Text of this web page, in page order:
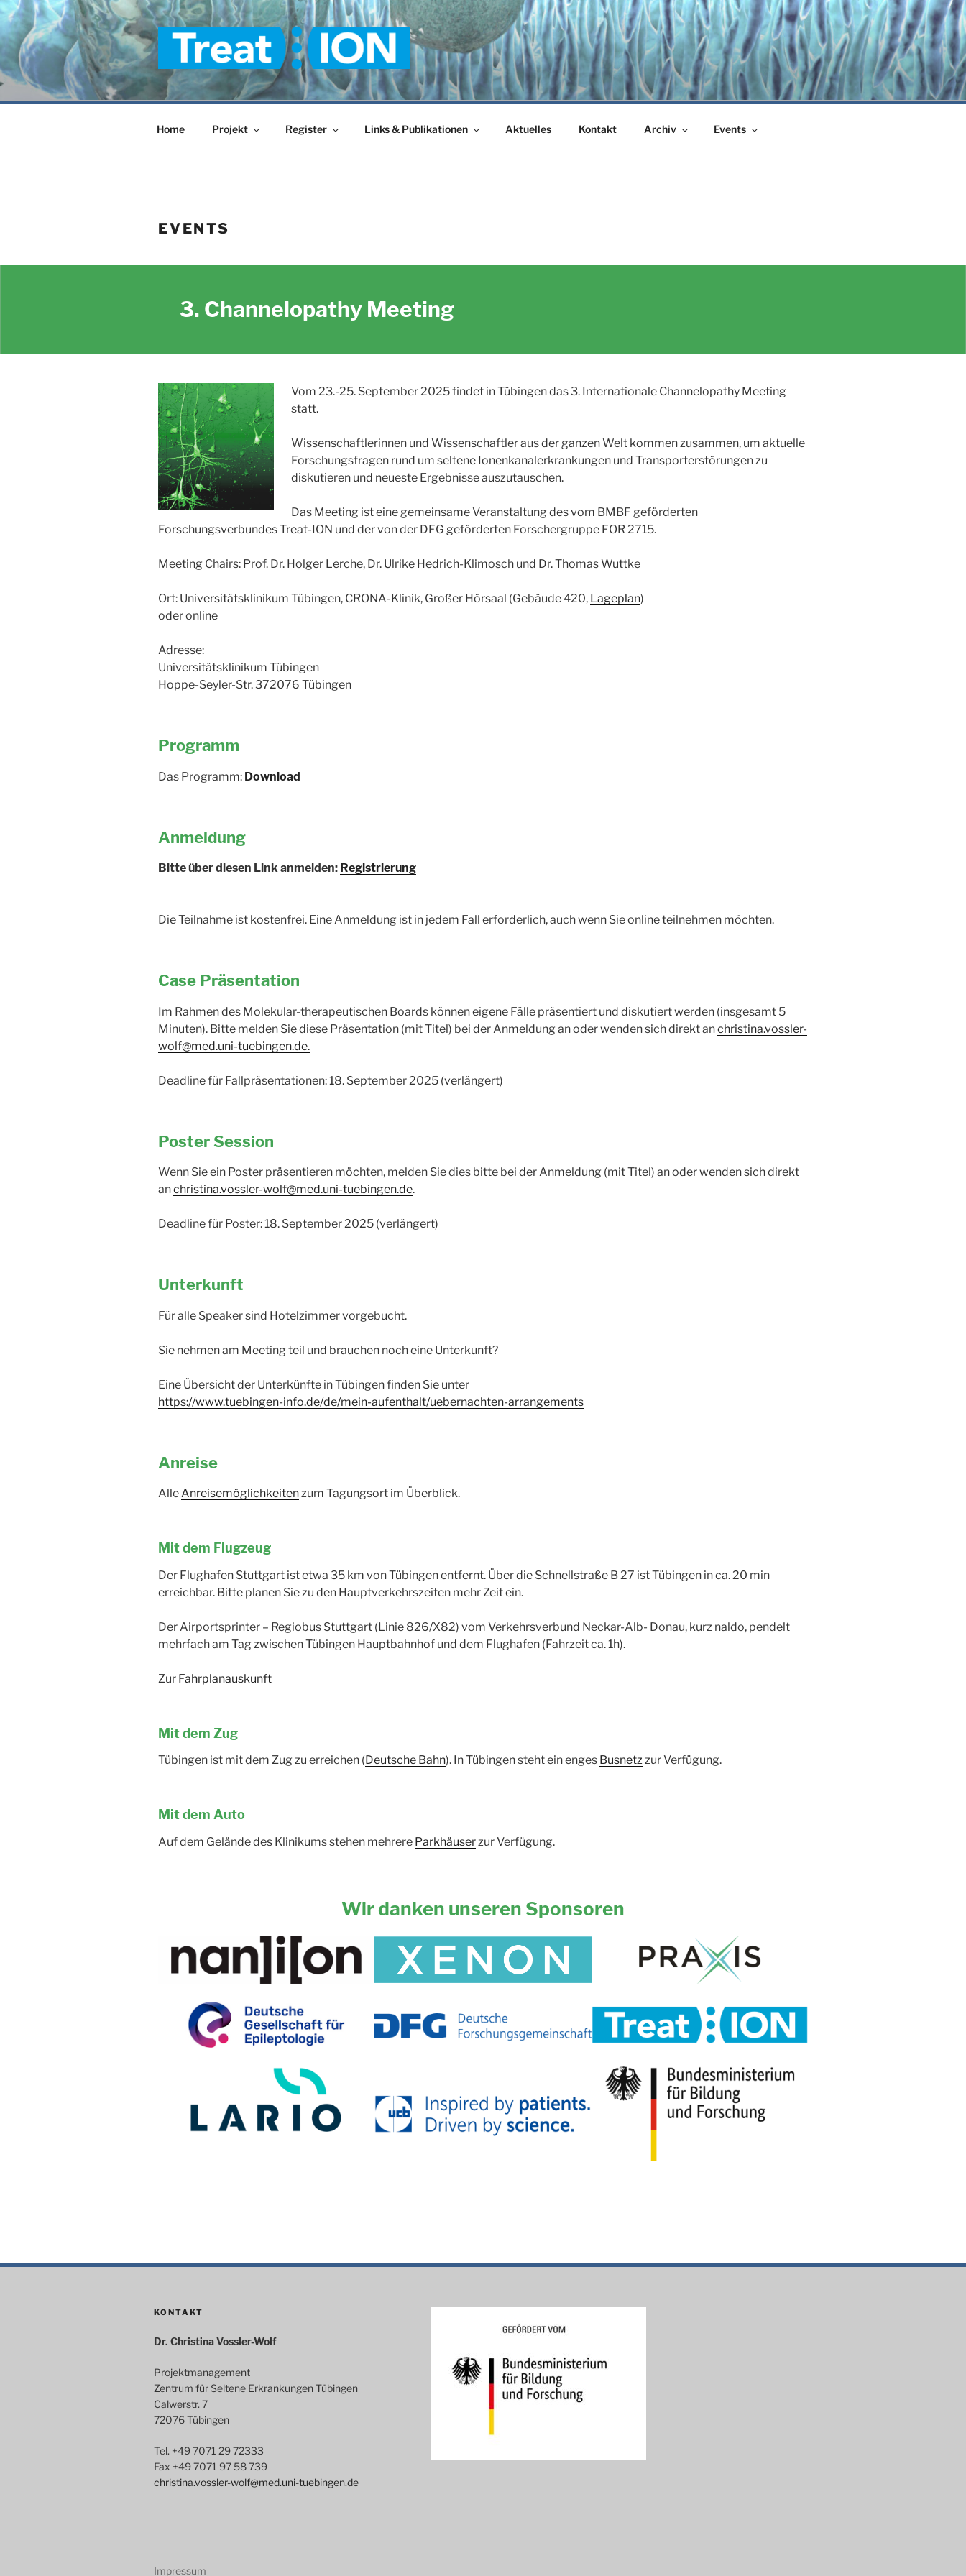
Zum
Inhalt
springen
TREAT-ION
Home Projekt Register Links & Publikationen Aktuelles Kontakt Archiv Events
EVENTS
3. Channelopathy Meeting
Vom 23.-25. September 2025 findet in Tübingen das 3. Internationale Channelopathy Meeting
statt.
Wissenschaftlerinnen und Wissenschaftler aus der ganzen Welt kommen zusammen, um aktuelle
Forschungsfragen rund um seltene Ionenkanalerkrankungen und Transporterstörungen zu
diskutieren und neueste Ergebnisse auszutauschen.
Das Meeting ist eine gemeinsame Veranstaltung des vom BMBF geförderten
Forschungsverbundes Treat-ION und der von der DFG geförderten Forschergruppe FOR 2715.
Meeting Chairs: Prof. Dr. Holger Lerche, Dr. Ulrike Hedrich-Klimosch und Dr. Thomas Wuttke
Ort: Universitätsklinikum Tübingen, CRONA-Klinik, Großer Hörsaal (Gebäude 420, Lageplan)
oder online
Adresse:
Universitätsklinikum Tübingen
Hoppe-Seyler-Str. 372076 Tübingen
Programm
Das Programm: Download
Anmeldung
Bitte über diesen Link anmelden: Registrierung
Die Teilnahme ist kostenfrei. Eine Anmeldung ist in jedem Fall erforderlich, auch wenn Sie online teilnehmen möchten.
Case Präsentation
Im Rahmen des Molekular-therapeutischen Boards können eigene Fälle präsentiert und diskutiert werden (insgesamt 5
Minuten). Bitte melden Sie diese Präsentation (mit Titel) bei der Anmeldung an oder wenden sich direkt anchristina.vossler-
wolf@med.uni-tuebingen.de.
Deadline für Fallpräsentationen: 18. September 2025 (verlängert)
Poster Session
Wenn Sie ein Poster präsentieren möchten, melden Sie dies bitte bei der Anmeldung (mit Titel) an oder wenden sich direkt
anchristina.vossler-wolf@med.uni-tuebingen.de.
Deadline für Poster: 18. September 2025 (verlängert)
Unterkunft
Für alle Speaker sind Hotelzimmer vorgebucht.
Sie nehmen am Meeting teil und brauchen noch eine Unterkunft?
Eine Übersicht der Unterkünfte in Tübingen finden Sie unter
https://www.tuebingen-info.de/de/mein-aufenthalt/uebernachten-arrangements
Anreise
AlleAnreisemöglichkeitenzum Tagungsort im Überblick.
Mit dem Flugzeug
Der Flughafen Stuttgart ist etwa 35 km von Tübingen entfernt. Über die Schnellstraße B 27 ist Tübingen in ca. 20 min
erreichbar. Bitte planen Sie zu den Hauptverkehrszeiten mehr Zeit ein.
Der Airportsprinter – Regiobus Stuttgart (Linie 826/X82) vom Verkehrsverbund Neckar-Alb- Donau, kurz naldo, pendelt
mehrfach am Tag zwischen Tübingen Hauptbahnhof und dem Flughafen (Fahrzeit ca. 1h).
Zur Fahrplanauskunft
Mit dem Zug
Tübingen ist mit dem Zug zu erreichen (Deutsche Bahn). In Tübingen steht ein enges Busnetzzur Verfügung.
Mit dem Auto
Auf dem Gelände des Klinikums stehen mehrere Parkhäuserzur Verfügung.
Wir danken unseren Sponsoren
KONTAKT
Dr. Christina Vossler-Wolf
Projektmanagement
Zentrum für Seltene Erkrankungen Tübingen
Calwerstr. 7
72076 Tübingen
Tel. +49 7071 29 72333
Fax +49 7071 97 58 739
christina.vossler-wolf@med.uni-tuebingen.de
Impressum